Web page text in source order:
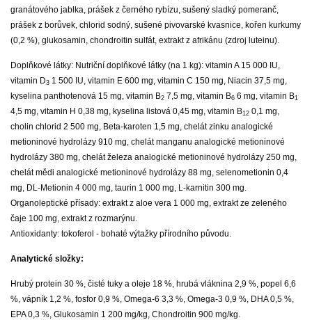
granátového jablka, prášek z černého rybízu, sušený sladký pomeranč,
prášek z borůvek, chlorid sodný, sušené pivovarské kvasnice, kořen kurkumy
(0,2 %), glukosamin, chondroitin sulfát, extrakt z afrikánu (zdroj luteinu).
Doplňkové látky: Nutriční doplňkové látky (na 1 kg): vitamin A 15 000 IU,
vitamin D3 1 500 IU, vitamin E 600 mg, vitamin C 150 mg, Niacin 37,5 mg,
kyselina panthotenová 15 mg, vitamin B2 7,5 mg, vitamin B6 6 mg, vitamin B1
4,5 mg, vitamin H 0,38 mg, kyselina listová 0,45 mg, vitamin B12 0,1 mg,
cholin chlorid 2 500 mg, Beta-karoten 1,5 mg, chelát zinku analogické
metioninové hydrolázy 910 mg, chelát manganu analogické metioninové
hydrolázy 380 mg, chelát železa analogické metioninové hydrolázy 250 mg,
chelát mědi analogické metioninové hydrolázy 88 mg, selenometionin 0,4
mg, DL-Metionin 4 000 mg, taurin 1 000 mg, L-karnitin 300 mg.
Organoleptické přísady: extrakt z aloe vera 1 000 mg, extrakt ze zeleného
čaje 100 mg, extrakt z rozmarýnu.
Antioxidanty: tokoferol - bohaté výtažky přírodního původu.
Analytické složky:
Hrubý protein 30 %, čisté tuky a oleje 18 %, hrubá vláknina 2,9 %, popel 6,6
%, vápník 1,2 %, fosfor 0,9 %, Omega-6 3,3 %, Omega-3 0,9 %, DHA 0,5 %,
EPA 0,3 %, Glukosamin 1 200 mg/kg, Chondroitin 900 mg/kg.